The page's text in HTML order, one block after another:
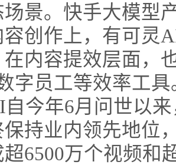
场景。快手大模型
容创作上，有可灵
在内容提效层面，
字员工等效率工
今年6月问世以
持业内领先地位
6500万个视频和